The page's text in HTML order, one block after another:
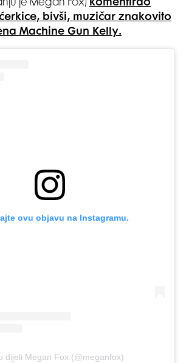
je Megan Fox) komentirao
bivši, muzičar znakovito
Machine Gun Kelly.
ovu objavu na Instagramu.
dijeli Megan Fox (@meganfox)